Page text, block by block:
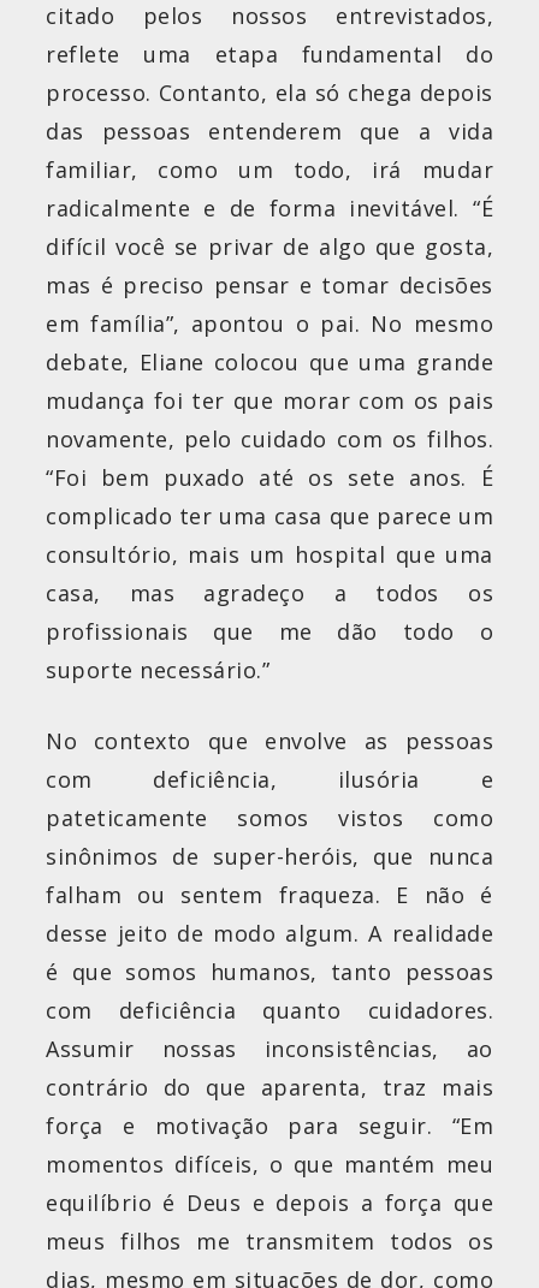
citado pelos nossos entrevistados,
reflete uma etapa fundamental do
processo. Contanto, ela só chega depois
das pessoas entenderem que a vida
familiar, como um todo, irá mudar
radicalmente e de forma inevitável. “É
difícil você se privar de algo que gosta,
mas é preciso pensar e tomar decisões
em família”, apontou o pai. No mesmo
debate, Eliane colocou que uma grande
mudança foi ter que morar com os pais
novamente, pelo cuidado com os filhos.
“Foi bem puxado até os sete anos. É
complicado ter uma casa que parece um
consultório, mais um hospital que uma
casa, mas agradeço a todos os
profissionais que me dão todo o
suporte necessário.”
No contexto que envolve as pessoas
com deficiência, ilusória e
pateticamente somos vistos como
sinônimos de super-heróis, que nunca
falham ou sentem fraqueza. E não é
desse jeito de modo algum. A realidade
é que somos humanos, tanto pessoas
com deficiência quanto cuidadores.
Assumir nossas inconsistências, ao
contrário do que aparenta, traz mais
força e motivação para seguir. “Em
momentos difíceis, o que mantém meu
equilíbrio é Deus e depois a força que
meus filhos me transmitem todos os
dias, mesmo em situações de dor, como